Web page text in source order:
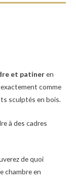
et patineren
comme
sculptés en bois.
à des cadres
de quoi
chambre en